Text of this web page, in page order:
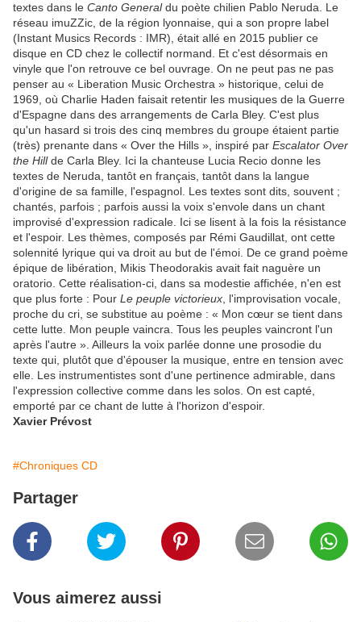
textes dans le Canto Generaldu poète chilien Pablo Neruda. Le
réseau imuZZic, de la région lyonnaise, qui a son propre label
(Instant Musics Records : IMR), était allé en 2015 publier ce
disque en CD chez le collectif normand. Et c'est désormais en
vinyle que l'on retrouve ce bel ouvrage. On ne peut pas ne pas
penser au « Liberation Music Orchestra » historique, celui de
1969, où Charlie Haden faisait retentir les musiques de la Guerre
d'Espagne dans des arrangements de Carla Bley. C'est plus
qu'un hasard si trois des cinq membres du groupe étaient partie
(très) prenante dans « Over the Hills », inspiré par Escalator Over
the Hillde Carla Bley. Ici la chanteuse Lucia Recio donne les
textes de Neruda, tantôt en français, tantôt dans la langue
d'origine de sa famille, l'espagnol. Les textes sont dits, souvent ;
chantés, parfois ; parfois aussi la voix s'envole dans un chant
improvisé d'expression radicale. Ici se lisent à la fois la résistance
et l'espoir. Les thèmes, composés par Rémi Gaudillat, ont cette
solennité lyrique qui va droit au but de l'émoi. De ce grand poème
épique de libération, Mikis Theodorakis avait fait naguère un
oratorio. Cette réalisation-ci, dans sa modestie affichée, n'en est
que plus forte : Pour Le peuple victorieux , l'improvisation vocale,
proche du cri, se substitue au poème : « Mon cœur se tient dans
cette lutte. Mon peuple vaincra. Tous les peuples vaincront l'un
après l'autre ». Ailleurs la voix parlée donne une prosodie du
texte qui, plutôt que d'épouser la musique, entre en tension avec
elle. Les instrumentistes sont d'une pertinence admirable, dans
l'expression collective comme dans les solos. On est capté,
emporté par ce chant de lutte à l'horizon d'espoir.
Xavier Prévost
#Chroniques CD
Partager
Vous aimerez aussi